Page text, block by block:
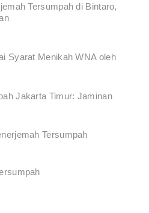
Tersumpah di Bintaro,
Syarat Menikah WNA oleh
Jakarta Timur: Jaminan
Tersumpah